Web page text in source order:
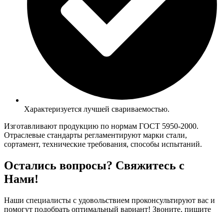
Характеризуется лучшей свариваемостью.
Изготавливают продукцию по нормам ГОСТ 5950-2000.
Отраслевые стандарты регламентируют марки стали,
сортамент, технические требования, способы испытаний.
Остались вопросы? Свяжитесь с
Нами!
Наши специалисты с удовольствием проконсультируют вас и
помогут подобрать оптимальный вариант! Звоните, пишите